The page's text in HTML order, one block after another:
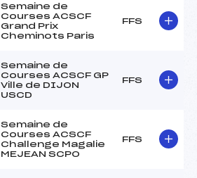
Semaine de
Courses ACSCF
Grand Prix
Cheminots Paris
FFS
Semaine de
Courses ACSCF GP
Ville de DIJON
USCD
FFS
Semaine de
Courses ACSCF
Challenge Magalie
MEJEAN SCPO
FFS